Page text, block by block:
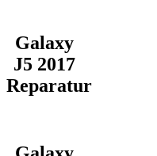
Galaxy
J5 2017
Reparatur